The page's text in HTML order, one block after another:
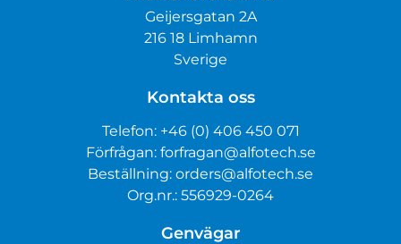
Geijersgatan 2A
216 18 Limhamn
Sverige
Kontakta oss
Telefon: +46 (0) 406 450 071
Förfrågan: forfragan@alfotech.se
Beställning: orders@alfotech.se
Org.nr.: 556929-0264
Genvägar